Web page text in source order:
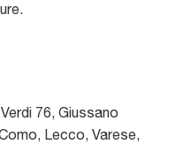
76, Giussano
Lecco, Varese,